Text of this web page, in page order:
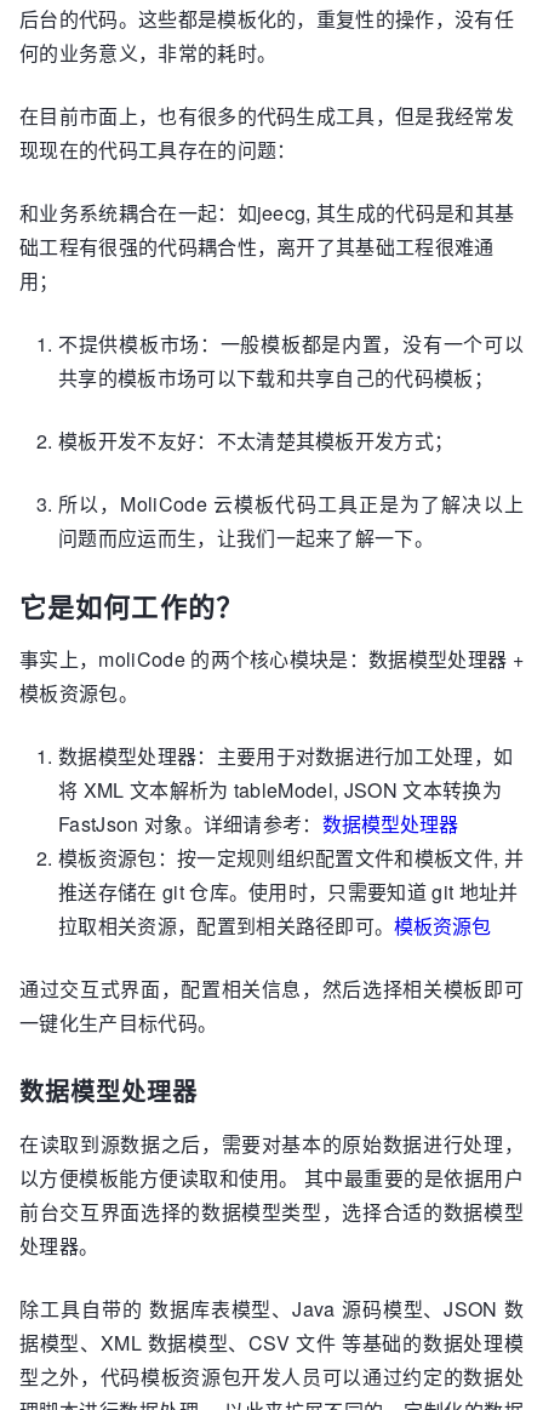
后台的代码。这些都是模板化的，重复性的操作，没有任
何的业务意义，非常的耗时。
在目前市面上，也有很多的代码生成工具，但是我经常发
现现在的代码工具存在的问题：
和业务系统耦合在一起：如jeecg, 其生成的代码是和其基
础工程有很强的代码耦合性，离开了其基础工程很难通
用；
不提供模板市场：一般模板都是内置，没有一个可以
共享的模板市场可以下载和共享自己的代码模板；
模板开发不友好：不太清楚其模板开发方式；
所以，MoliCode 云模板代码工具正是为了解决以上
问题而应运而生，让我们一起来了解一下。
它是如何工作的？
事实上，moliCode 的两个核心模块是：数据模型处理器 +
模板资源包。
数据模型处理器：主要用于对数据进行加工处理，如
将 XML 文本解析为 tableModel, JSON 文本转换为
FastJson 对象。详细请参考： 数据模型处理器
模板资源包：按一定规则组织配置文件和模板文件, 并
推送存储在 git 仓库。使用时，只需要知道 git 地址并
拉取相关资源，配置到相关路径即可。模板资源包
通过交互式界面，配置相关信息，然后选择相关模板即可
一键化生产目标代码。
数据模型处理器
在读取到源数据之后，需要对基本的原始数据进行处理，
以方便模板能方便读取和使用。 其中最重要的是依据用户
前台交互界面选择的数据模型类型，选择合适的数据模型
处理器。
除工具自带的 数据库表模型、Java 源码模型、JSON 数
据模型、XML 数据模型、CSV 文件 等基础的数据处理模
型之外，代码模板资源包开发人员可以通过约定的数据处